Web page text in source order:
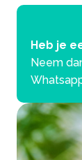
Heb je
Neem